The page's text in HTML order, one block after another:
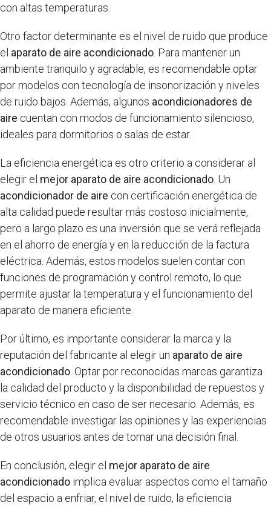
con altas temperaturas.
Otro factor determinante es el nivel de ruido que produce
el aparato de aire acondicionado . Para mantener un
ambiente tranquilo y agradable, es recomendable optar
por modelos con tecnología de insonorización y niveles
de ruido bajos. Además, algunos acondicionadores de
aire cuentan con modos de funcionamiento silencioso,
ideales para dormitorios o salas de estar.
La eficiencia energética es otro criterio a considerar al
elegir el mejor aparato de aire acondicionado . Un
acondicionador de aire con certificación energética de
alta calidad puede resultar más costoso inicialmente,
pero a largo plazo es una inversión que se verá reflejada
en el ahorro de energía y en la reducción de la factura
eléctrica. Además, estos modelos suelen contar con
funciones de programación y control remoto, lo que
permite ajustar la temperatura y el funcionamiento del
aparato de manera eficiente.
Por último, es importante considerar la marca y la
reputación del fabricante al elegir un aparato de aire
acondicionado . Optar por reconocidas marcas garantiza
la calidad del producto y la disponibilidad de repuestos y
servicio técnico en caso de ser necesario. Además, es
recomendable investigar las opiniones y las experiencias
de otros usuarios antes de tomar una decisión final.
En conclusión, elegir el mejor aparato de aire
acondicionado implica evaluar aspectos como el tamaño
del espacio a enfriar, el nivel de ruido, la eficiencia